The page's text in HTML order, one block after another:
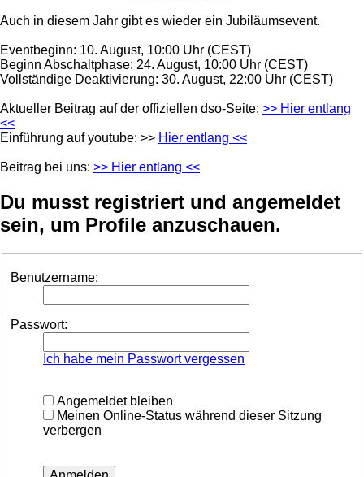
Auch in diesem Jahr gibt es wieder ein Jubiläumsevent.
Eventbeginn: 10. August, 10:00 Uhr (CEST)
Beginn Abschaltphase: 24. August, 10:00 Uhr (CEST)
Vollständige Deaktivierung: 30. August, 22:00 Uhr (CEST)
Aktueller Beitrag auf der offiziellen dso-Seite: >> Hier entlang
<<
Einführung auf youtube: >> Hier entlang <<
Beitrag bei uns: >> Hier entlang <<
Du musst registriert und angemeldet
sein, um Profile anzuschauen.
Benutzername:
Passwort:
Ich habe mein Passwort vergessen
Angemeldet bleiben
Meinen Online-Status während dieser Sitzung
verbergen